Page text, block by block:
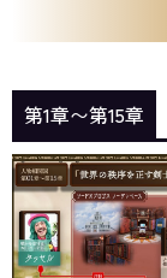
第1章〜第15章